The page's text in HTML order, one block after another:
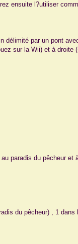
ensuite l?utiliser
délimité par un pont
sur la Wii) et à droite
paradis du pêcheur et
du pêcheur) , 1